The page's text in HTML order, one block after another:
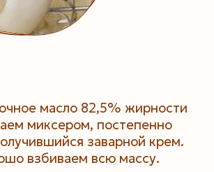
масло 82,5% жирности
миксером, постепенно
заварной крем.
взбиваем всю массу.